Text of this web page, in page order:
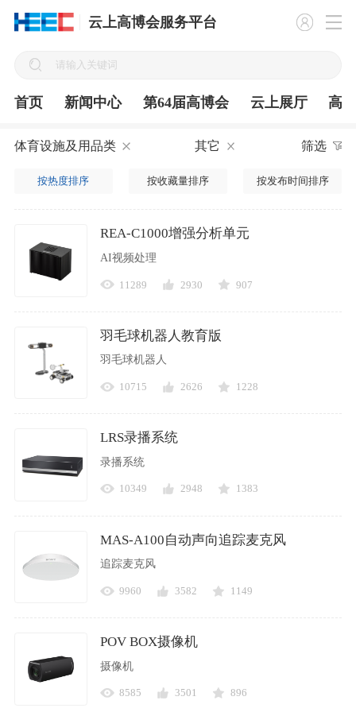
云上高博会服务平台
首页 新闻中心 第64届高博会 云上展厅 高
体育设施及用品类 其它 筛选
按热度排序 按收藏量排序 按发布时间排序
REA-C1000增强分析单元
AI视频处理
11289 2930 907
羽毛球机器人教育版
羽毛球机器人
10715 2626 1228
LRS录播系统
录播系统
10349 2948 1383
MAS-A100自动声向追踪麦克风
追踪麦克风
9960 3582 1149
POV BOX摄像机
摄像机
8585 3501 896